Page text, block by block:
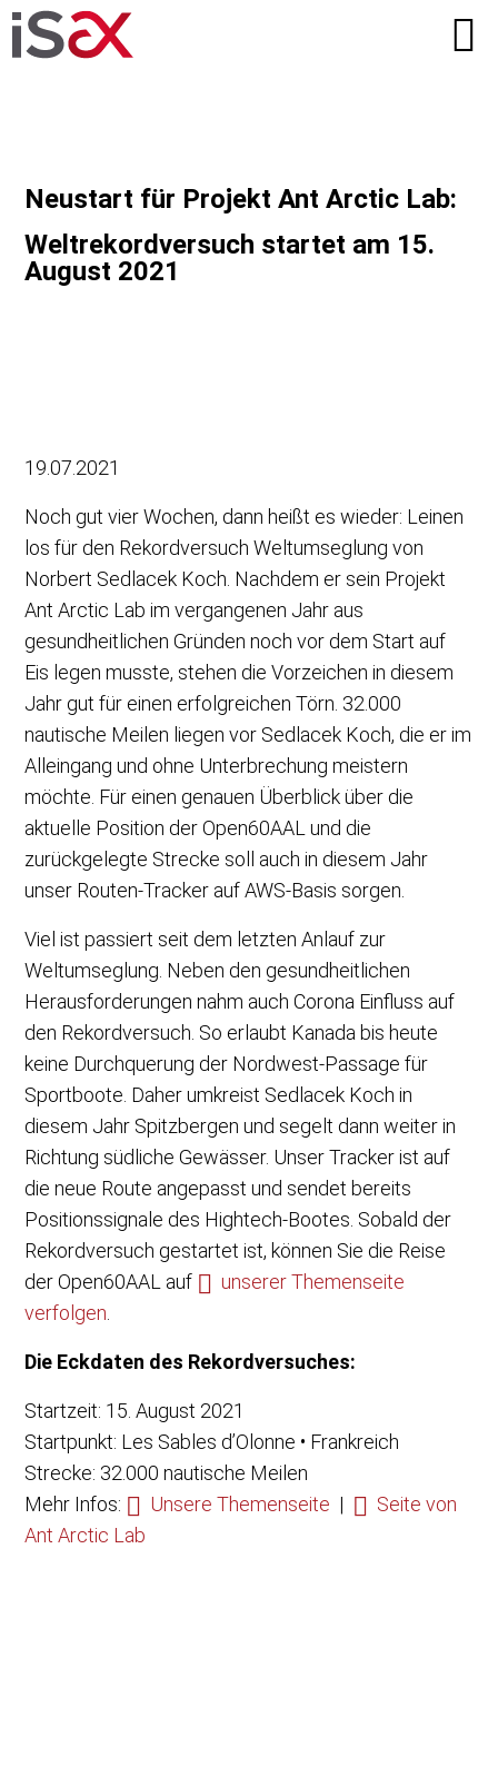
Neustart für Projekt Ant Arctic Lab:
Weltrekordversuch startet am 15.
August 2021
19.07.2021
Noch gut vier Wochen, dann heißt es wieder: Leinen
los für den Rekordversuch Weltumseglung von
Norbert Sedlacek Koch. Nachdem er sein Projekt
Ant Arctic Lab im vergangenen Jahr aus
gesundheitlichen Gründen noch vor dem Start auf
Eis legen musste, stehen die Vorzeichen in diesem
Jahr gut für einen erfolgreichen Törn. 32.000
nautische Meilen liegen vor Sedlacek Koch, die er im
Alleingang und ohne Unterbrechung meistern
möchte. Für einen genauen Überblick über die
aktuelle Position der Open60AAL und die
zurückgelegte Strecke soll auch in diesem Jahr
unser Routen-Tracker auf AWS-Basis sorgen.
Viel ist passiert seit dem letzten Anlauf zur
Weltumseglung. Neben den gesundheitlichen
Herausforderungen nahm auch Corona Einfluss auf
den Rekordversuch. So erlaubt Kanada bis heute
keine Durchquerung der Nordwest-Passage für
Sportboote. Daher umkreist Sedlacek Koch in
diesem Jahr Spitzbergen und segelt dann weiter in
Richtung südliche Gewässer. Unser Tracker ist auf
die neue Route angepasst und sendet bereits
Positionssignale des Hightech-Bootes. Sobald der
Rekordversuch gestartet ist, können Sie die Reise
der Open60AAL auf
unserer Themenseite
verfolgen
Die Eckdaten des Rekordversuches:
Startzeit: 15. August 2021
Startpunkt: Les Sables d’Olonne • Frankreich
Strecke: 32.000 nautische Meilen
Mehr Infos:
Unsere Themenseite |
Seite von
Ant Arctic Lab